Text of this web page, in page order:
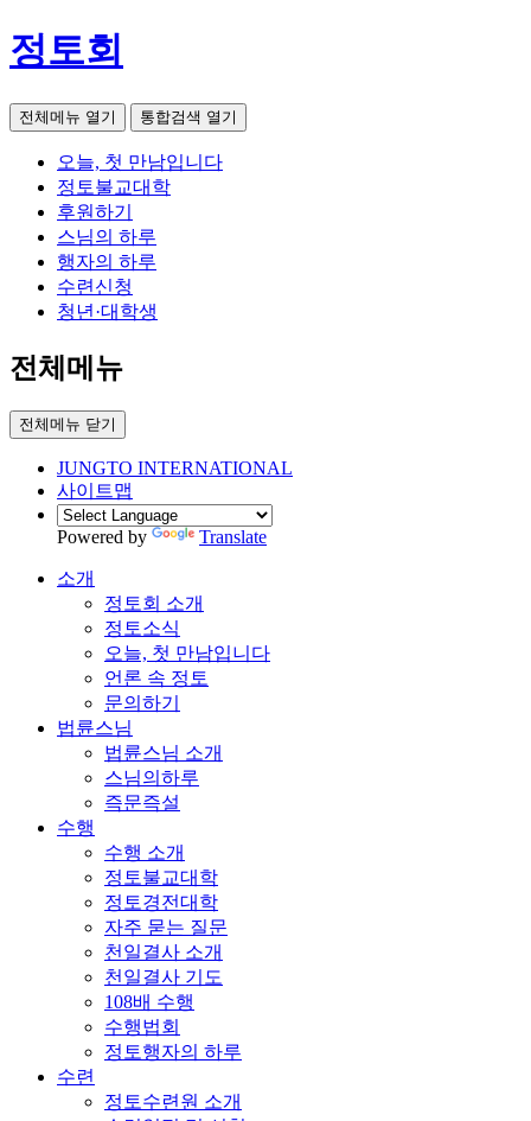
정토회
전체메뉴 열기 통합검색 열기
오늘, 첫 만남입니다
정토불교대학
후원하기
스님의 하루
행자의 하루
수련신청
청년·대학생
전체메뉴
전체메뉴 닫기
JUNGTO INTERNATIONAL
사이트맵
Powered by Translate
소개
정토회 소개
정토소식
오늘, 첫 만남입니다
언론 속 정토
문의하기
법륜스님
법륜스님 소개
스님의하루
즉문즉설
수행
수행 소개
정토불교대학
정토경전대학
자주 묻는 질문
천일결사 소개
천일결사 기도
108배 수행
수행법회
정토행자의 하루
수련
정토수련원 소개